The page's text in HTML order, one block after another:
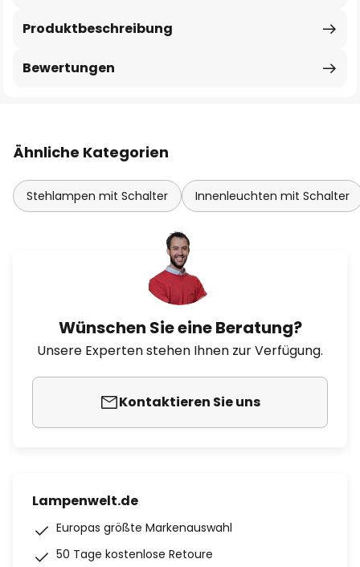
Produktbeschreibung
Bewertungen
Ähnliche Kategorien
Stehlampen mit Schalter Innenleuchten mit Schalter
Wünschen Sie eine Beratung?
Unsere Experten stehen Ihnen zur Verfügung.
Kontaktieren Sie uns
Lampenwelt.de
Europas größte Markenauswahl
50 Tage kostenlose Retoure